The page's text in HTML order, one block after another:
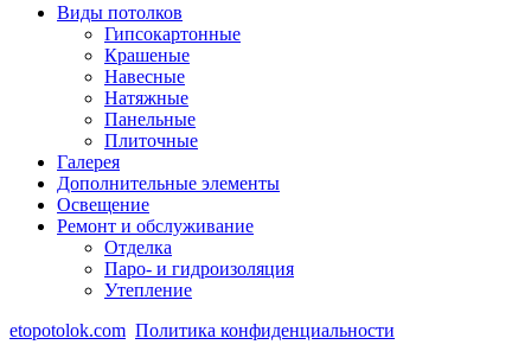
Виды потолков
Гипсокартонные
Крашеные
Навесные
Натяжные
Панельные
Плиточные
Галерея
Дополнительные элементы
Освещение
Ремонт и обслуживание
Отделка
Паро- и гидроизоляция
Утепление
etopotolok.com Политика конфиденциальности